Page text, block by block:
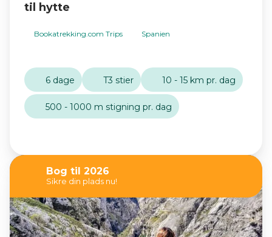
til hytte
Bookatrekking.com Trips Spanien
6 dage T3 stier 10 - 15 km pr. dag
500 - 1000 m stigning pr. dag
Bog til 2026
Sikre din plads nu!